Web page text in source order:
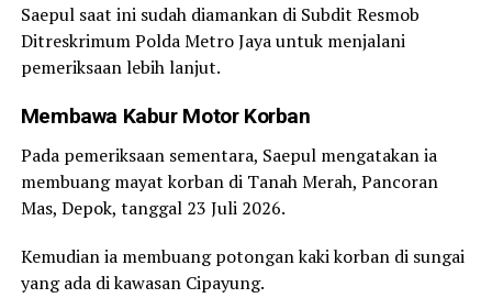
Saepul saat ini sudah diamankan di Subdit Resmob
Ditreskrimum Polda Metro Jaya untuk menjalani
pemeriksaan lebih lanjut.
Membawa Kabur Motor Korban
Pada pemeriksaan sementara, Saepul mengatakan ia
membuang mayat korban di Tanah Merah, Pancoran
Mas, Depok, tanggal 23 Juli 2026.
Kemudian ia membuang potongan kaki korban di sungai
yang ada di kawasan Cipayung.